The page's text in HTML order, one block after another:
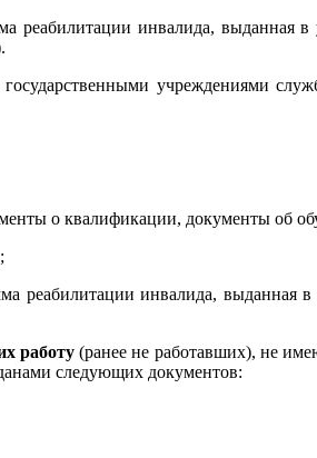
реабилитации инвалида, выданная
государственными учреждениями
о квалификации, документы об
реабилитации инвалида, выданная
работу(ранее не работавших), не
следующих документов: